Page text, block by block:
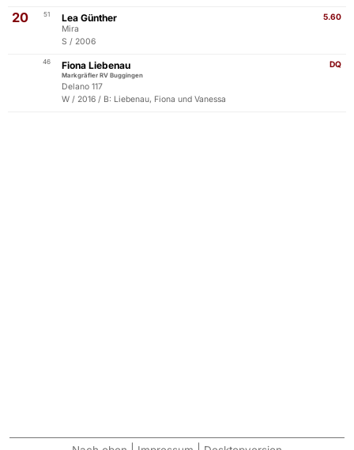
20 51 5.60
Lea Günther
Mira
S / 2006
46 DQ
Fiona Liebenau
Markgräfler RV Buggingen
Delano 117
W / 2016 / B: Liebenau, Fiona und Vanessa